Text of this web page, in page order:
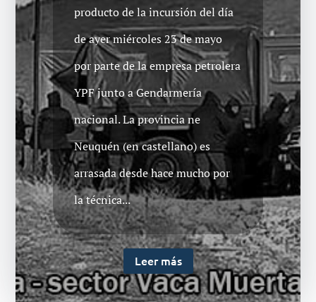
producto de la incursión del día
de ayer miércoles 23 de mayo
por parte de la empresa petrolera
YPF junto a Gendarmería
nacional. La provincia ne
Neuquén (en castellano) es
arrasada desde hace mucho por
la técnica...
Leer más